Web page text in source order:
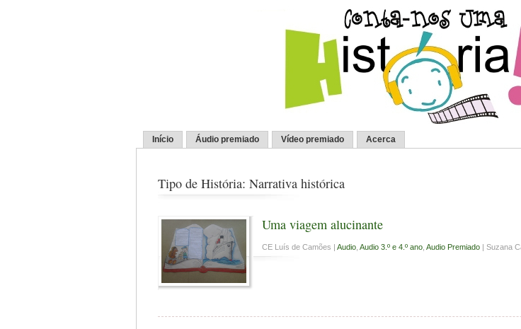
Início Áudio premiado Vídeo premiado Acerca
Tipo de História: Narrativa histórica
Uma viagem alucinante
CE Luís de Camões |Audio,Audio 3.º e 4.º ano,Audio Premiado | Suzana